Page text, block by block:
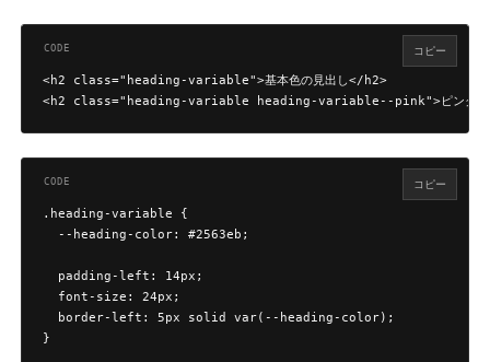
<h2 class="heading-variable">基本色の見出し</h2>
<h2 class="heading-variable heading-variable--pink">ピンクの
コピー
.heading-variable {
  --heading-color: #2563eb;
  padding-left: 14px;
  font-size: 24px;
  border-left: 5px solid var(--heading-color);
}
コピー